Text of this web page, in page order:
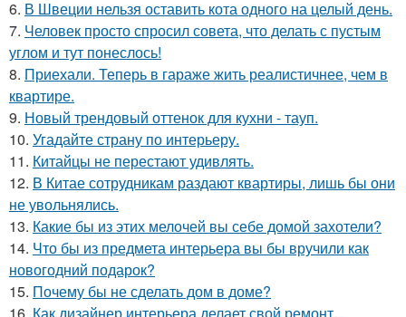
6. В Швеции нельзя оставить кота одного на целый день.
7. Человек просто спросил совета, что делать с пустым
углом и тут понеслось!
8. Приехали. Теперь в гараже жить реалистичнее, чем в
квартире.
9. Новый трендовый оттенок для кухни - тауп.
10. Угадайте страну по интерьеру.
11. Китайцы не перестают удивлять.
12. В Китае сотрудникам раздают квартиры, лишь бы они
не увольнялись.
13. Какие бы из этих мелочей вы себе домой захотели?
14. Что бы из предмета интерьера вы бы вручили как
новогодний подарок?
15. Почему бы не сделать дом в доме?